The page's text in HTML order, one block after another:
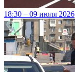
18:30 – 09 июля 2026